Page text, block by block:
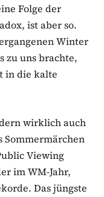
Folge der
ist aber so.
Winter
zu uns brachte,
in die kalte
wirklich auch
Sommermärchen
Viewing
im WM-Jahr,
Das jüngste